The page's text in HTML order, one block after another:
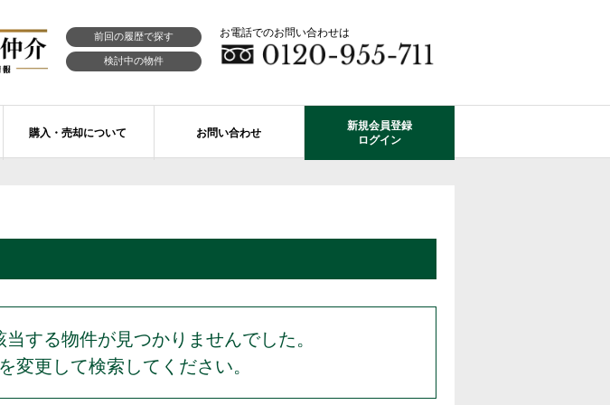
前回の履歴で探す
検討中の物件
お電話でのお問い合わせは
橋 大楠の杜 レオガーデン船橋 静音の杜
田公津 煌羅の杜 レオガーデン成田 寛朝の杜
いる物件 プール付住宅が建てられる物件
楽部について
ナンス制度
建築設計
購入・売却について お問い合わせ
新規会員登録
ログイン
する物件が見つかりませんでした。
変更して検索してください。